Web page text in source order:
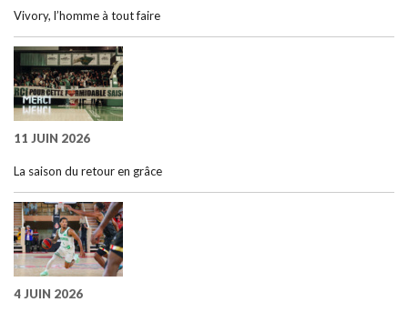
Vivory, l’homme à tout faire
11 JUIN 2026
La saison du retour en grâce
4 JUIN 2026